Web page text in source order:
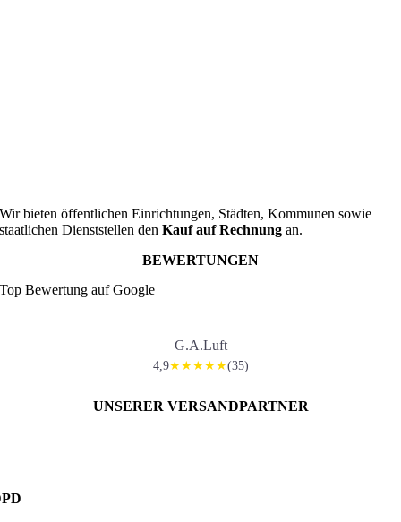
Wir bieten öffentlichen Einrichtungen, Städten, Kommunen sowie
staatlichen Dienststellen denKauf auf Rechnung an.
BEWERTUNGEN
Top Bewertung auf Google
G.A.Luft
4,9★★★★★(35)
UNSERER VERSANDPARTNER